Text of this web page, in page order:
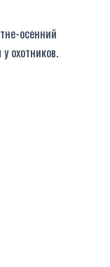
осенний
охотников.